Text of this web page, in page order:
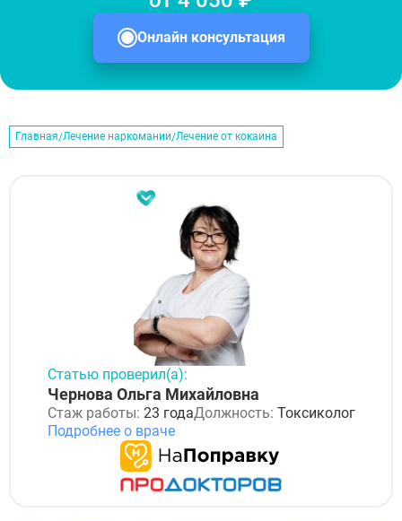
Онлайн консультация
Главная Лечение наркомании Лечение от кокаина
Статью проверил(а):
Чернова Ольга Михайловна
Стаж работы: 23 годаДолжность: Токсиколог
Подробнее о враче